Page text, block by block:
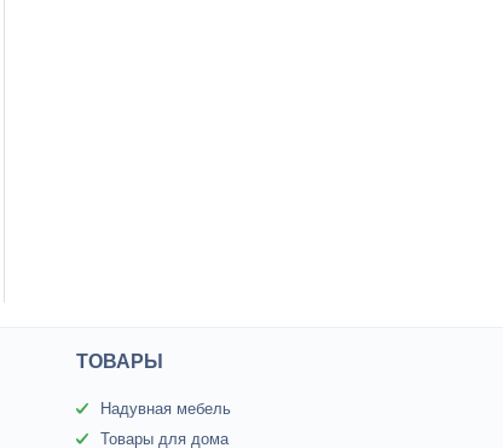
ТОВАРЫ
Надувная мебель
Товары для дома